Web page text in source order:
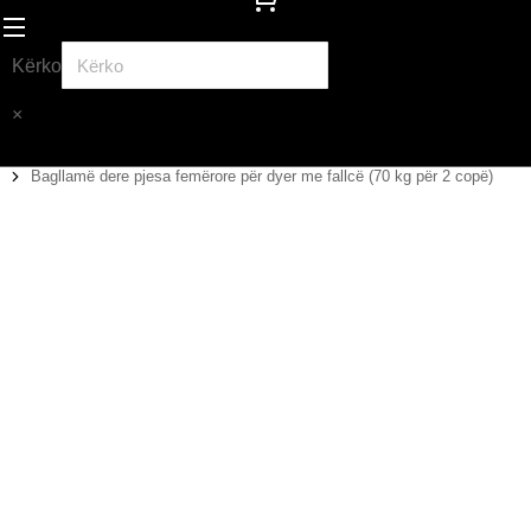
Kërko
×
You are here:
Bagllamë dere pjesa femërore për dyer me fallcë (70 kg për 2 copë)